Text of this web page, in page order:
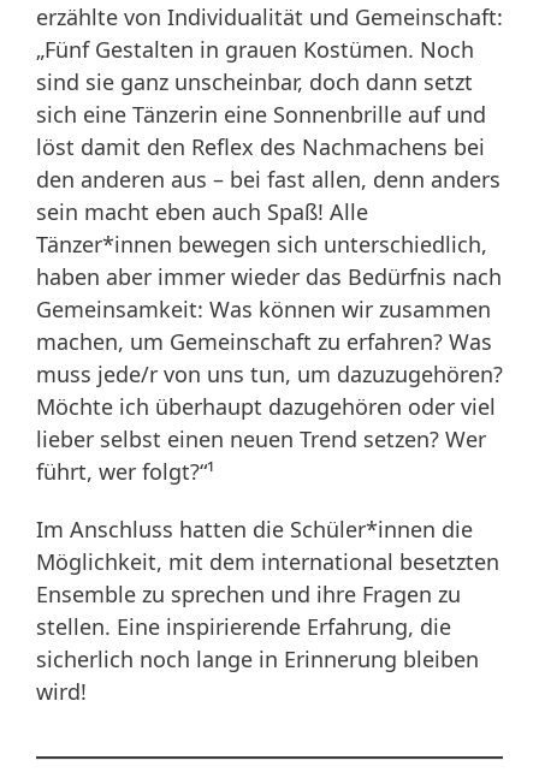
erzählte von Individualität und Gemeinschaft:
„Fünf Gestalten in grauen Kostümen. Noch
sind sie ganz unscheinbar, doch dann setzt
sich eine Tänzerin eine Sonnenbrille auf und
löst damit den Reflex des Nachmachens bei
den anderen aus – bei fast allen, denn anders
sein macht eben auch Spaß! Alle
Tänzer*innen bewegen sich unterschiedlich,
haben aber immer wieder das Bedürfnis nach
Gemeinsamkeit: Was können wir zusammen
machen, um Gemeinschaft zu erfahren? Was
muss jede/r von uns tun, um dazuzugehören?
Möchte ich überhaupt dazugehören oder viel
lieber selbst einen neuen Trend setzen? Wer
führt, wer folgt?“¹
Im Anschluss hatten die Schüler*innen die
Möglichkeit, mit dem international besetzten
Ensemble zu sprechen und ihre Fragen zu
stellen. Eine inspirierende Erfahrung, die
sicherlich noch lange in Erinnerung bleiben
wird!